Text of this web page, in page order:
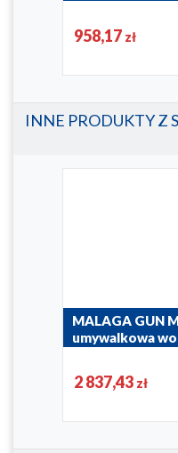
958,17 zł
INNE PRODUKTY Z
MALAGA GUN
umywalkowa
2 837,43 zł